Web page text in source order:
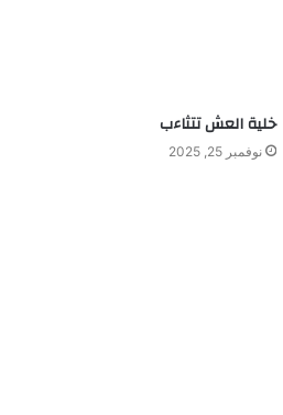
خلية العش تتثاءب
نوفمبر 25, 2025